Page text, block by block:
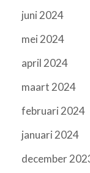
juni 2024
mei 2024
april 2024
maart 2024
februari 2024
januari 2024
december